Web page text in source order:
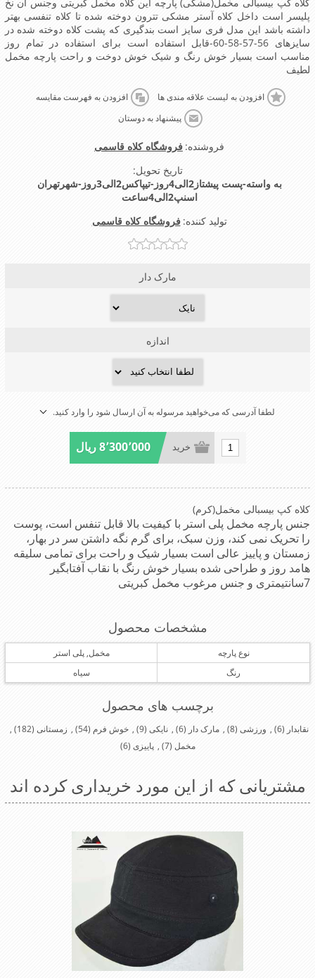
کلاه کپ بیسبالی مخمل(مشکی) پارچه این کلاه مخمل کبریتی وجنس آن نخ
پلیسر است داخل کلاه آستر مشکی تترون دوخته شده تا کلاه تنفسی بهتر
داشته باشد این مدل فری سایز است بندگیری که پشت کلاه دوخته شده در
سایزهای 56-57-58-60-قابل استفاده است برای استفاده در تمام روز
مناسب است بسیار خوش رنگ و شیک خوش دوخت و راحت پارچه مخمل
لطیف
افزودن به لیست علاقه مندی ها افزودن به فهرست مقایسه
پیشنهاد به دوستان
فروشنده: فروشگاه کلاه قاسمی
تاریخ تحویل:
به واسته-پست پیشتاز2الی4روز-تیپاکس2الی3روز-شهرتهران
اسنپ2الی4ساعت
تولید کننده: فروشگاه کلاه قاسمی
مارک دار
اندازه
لطفا آدرسی که می‌خواهید مرسوله به آن ارسال شود را وارد کنید.
خرید 8٬300٬000 ریال
کلاه کپ بیسبالی مخمل(کرم)
جنس پارچه مخمل پلی استر با کیفیت بالا قابل تنفس است، پوست
را تحریک نمی کند، وزن سبک، برای گرم نگه داشتن سر در بهار،
زمستان و پاییز عالی است بسیار شیک و راحت برای تمامی سلیقه
هامد روز و طراحی شده بسیار خوش رنگ با نقاب آفتابگیر
7سانتیمتری و جنس مرغوب مخمل کبریتی
مشخصات محصول
نوع پارچه
مخمل, پلی استر
رنگ
سیاه
برچسب های محصول
نقابدار (6)
, ورزشی (8)
, مارک دار (6)
, نایکی (9)
, خوش فرم (54)
, زمستانی (182)
,
مخمل (7)
, پاییزی (6)
مشتریانی که از این مورد خریداری کرده اند